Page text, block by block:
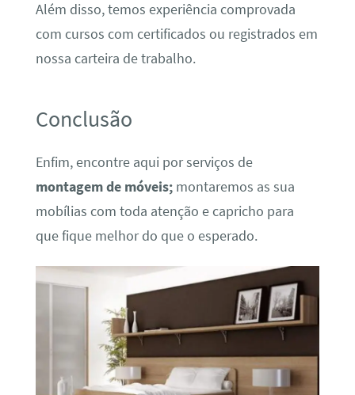
Além disso, temos experiência comprovada
com cursos com certificados ou registrados em
nossa carteira de trabalho.
Conclusão
Enfim, encontre aqui por serviços de
montagem de móveis;montaremos as sua
mobílias com toda atenção e capricho para
que fique melhor do que o esperado.